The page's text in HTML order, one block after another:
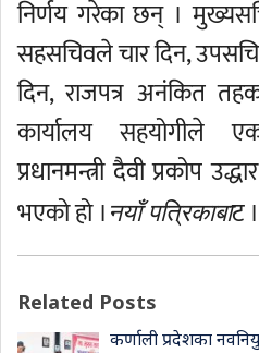
निर्णय गरेका छन् ।
सहसचिवले चार दिन,
दिन, राजपत्र अनंकित
कार्यालय सहयोगीले
प्रधानमन्त्री दैवी प्रकोप
भएको हो ।नयाँ पत्रिकाबाट ।
Related Posts
कर्णाली प्रदेशका